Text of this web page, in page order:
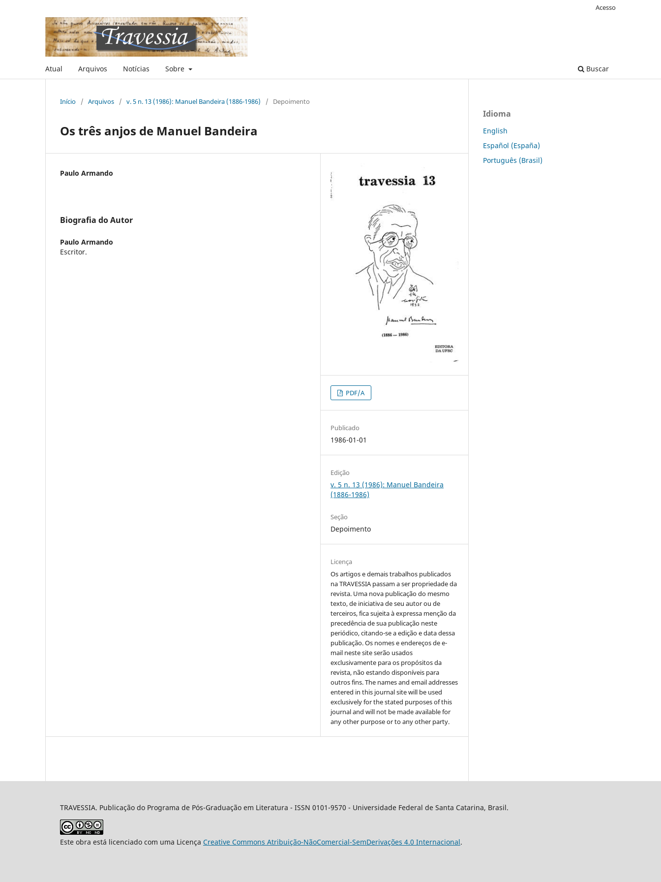
Atual Arquivos Notícias Sobre Buscar
Acesso
Início / Arquivos / v. 5 n. 13 (1986): Manuel Bandeira (1886-1986) / Depoimento
Os três anjos de Manuel Bandeira
Paulo Armando
Biografia do Autor
Paulo Armando
Escritor.
PDF/A
Publicado
1986-01-01
Edição
v. 5 n. 13 (1986): Manuel Bandeira
(1886-1986)
Seção
Depoimento
Licença
Os artigos e demais trabalhos publicados
na TRAVESSIA passam a ser propriedade da
revista. Uma nova publicação do mesmo
texto, de iniciativa de seu autor ou de
terceiros, fica sujeita à expressa menção da
precedência de sua publicação neste
periódico, citando-se a edição e data dessa
publicação. Os nomes e endereços de e-
mail neste site serão usados
exclusivamente para os propósitos da
revista, não estando disponíveis para
outros fins. The names and email addresses
entered in this journal site will be used
exclusively for the stated purposes of this
journal and will not be made available for
any other purpose or to any other party.
Idioma
English
Español (España)
Português (Brasil)
TRAVESSIA. Publicação do Programa de Pós-Graduação em Literatura - ISSN 0101-9570 - Universidade Federal de Santa Catarina, Brasil.
Este obra está licenciado com uma Licença Creative Commons Atribuição-NãoComercial-SemDerivações 4.0 Internacional.